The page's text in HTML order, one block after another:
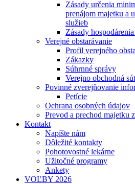
Zásady určenia
prenájom majetku a
služieb
Zásady
Verejné obstarávanie
Profil verejného
Zákazky
Súhrnné správy
Verejno obchodná
Povinné zverejňovanie
Petície
Ochrana osobných údajov
Prevod a prechod majetku
Kontakt
Napíšte nám
Dôležité kontakty
Pohotovostné lekárne
Užitočné programy
Ankety
VOĽBY 2026